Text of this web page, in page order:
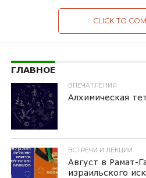
CLICK TO
ГЛАВНОЕ
ВПЕЧАТЛЕНИЯ
Алхимическая
ВСТРЕЧИ И ЛЕКЦИИ
Август в Рамат-
израильского